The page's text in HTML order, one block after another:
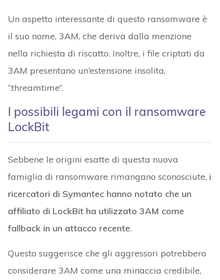
Un aspetto interessante di questo ransomware è
il suo nome, 3AM, che deriva dalla menzione
nella richiesta di riscatto. Inoltre, i file criptati da
3AM presentano un’estensione insolita,
“.threamtime”.
I possibili legami con il ransomware
LockBit
Sebbene le origini esatte di questa nuova
famiglia di ransomware rimangano sconosciute, i
ricercatori di Symantec hanno notato che un
affiliato di LockBit ha utilizzato 3AM come
fallback in un attacco recente.
Questo suggerisce che gli aggressori potrebbero
considerare 3AM come una minaccia credibile,